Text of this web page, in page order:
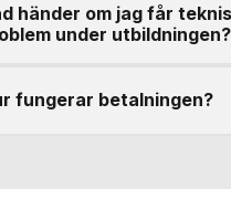
händer om jag får
under utbildningen?
fungerar betalningen?